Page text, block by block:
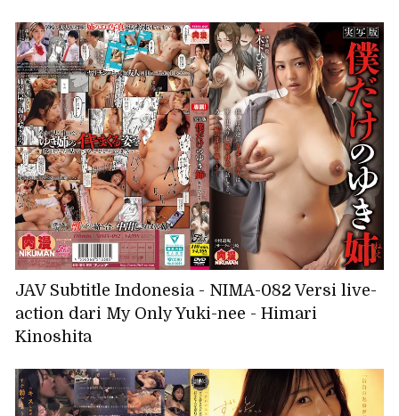
Valentine
JAV Subtitle Indonesia - NIMA-082 Versi live-
action dari My Only Yuki-nee - Himari
Kinoshita